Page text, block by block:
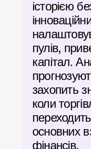
історією
пулів,
капітал.
захопить
коли
основних
фінансів.